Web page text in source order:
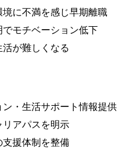
に不満を感じ早期離職
モチベーション低下
が難しくなる
・生活サポート情報提供
アパスを明示
援体制を整備